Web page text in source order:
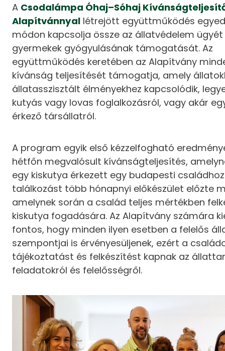
A Csodalámpa Óhaj–Sóhaj
Alapítvánnyal létrejött együttműködés
módon kapcsolja össze az állatvédelem ügyét
gyermekek gyógyulásának támogatását. Az
együttműködés keretében az Alapítvány
kívánság teljesítését támogatja, amely
állatasszisztált élményekhez kapcsolódik,
kutyás vagy lovas foglalkozásról, vagy akár
érkező társállatról.
A program egyik első kézzelfogható
hétfőn megvalósult kívánságteljesítés,
egy kiskutya érkezett egy budapesti
találkozást több hónapnyi előkészület előzte
amelynek során a család teljes mértékben
kiskutya fogadására. Az Alapítvány számára
fontos, hogy minden ilyen esetben a felelős
szempontjai is érvényesüljenek, ezért a
tájékoztatást és felkészítést kapnak az
feladatokról és felelősségről.